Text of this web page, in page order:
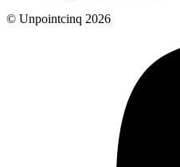
© Unpointcinq 2026